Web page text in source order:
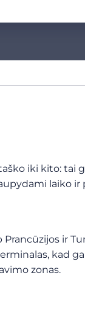
iki kito: tai
laiko ir
ir
kad
zonas.